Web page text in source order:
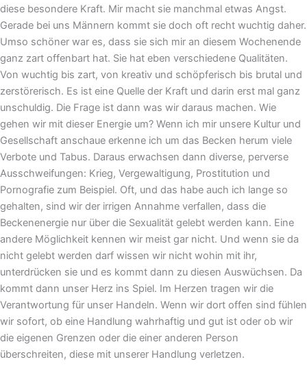
diese besondere Kraft. Mir macht sie manchmal etwas Angst.
Gerade bei uns Männern kommt sie doch oft recht wuchtig daher.
Umso schöner war es, dass sie sich mir an diesem Wochenende
ganz zart offenbart hat. Sie hat eben verschiedene Qualitäten.
Von wuchtig bis zart, von kreativ und schöpferisch bis brutal und
zerstörerisch. Es ist eine Quelle der Kraft und darin erst mal ganz
unschuldig. Die Frage ist dann was wir daraus machen. Wie
gehen wir mit dieser Energie um? Wenn ich mir unsere Kultur und
Gesellschaft anschaue erkenne ich um das Becken herum viele
Verbote und Tabus. Daraus erwachsen dann diverse, perverse
Ausschweifungen: Krieg, Vergewaltigung, Prostitution und
Pornografie zum Beispiel. Oft, und das habe auch ich lange so
gehalten, sind wir der irrigen Annahme verfallen, dass die
Beckenenergie nur über die Sexualität gelebt werden kann. Eine
andere Möglichkeit kennen wir meist gar nicht. Und wenn sie da
nicht gelebt werden darf wissen wir nicht wohin mit ihr,
unterdrücken sie und es kommt dann zu diesen Auswüchsen. Da
kommt dann unser Herz ins Spiel. Im Herzen tragen wir die
Verantwortung für unser Handeln. Wenn wir dort offen sind fühlen
wir sofort, ob eine Handlung wahrhaftig und gut ist oder ob wir
die eigenen Grenzen oder die einer anderen Person
überschreiten, diese mit unserer Handlung verletzen.